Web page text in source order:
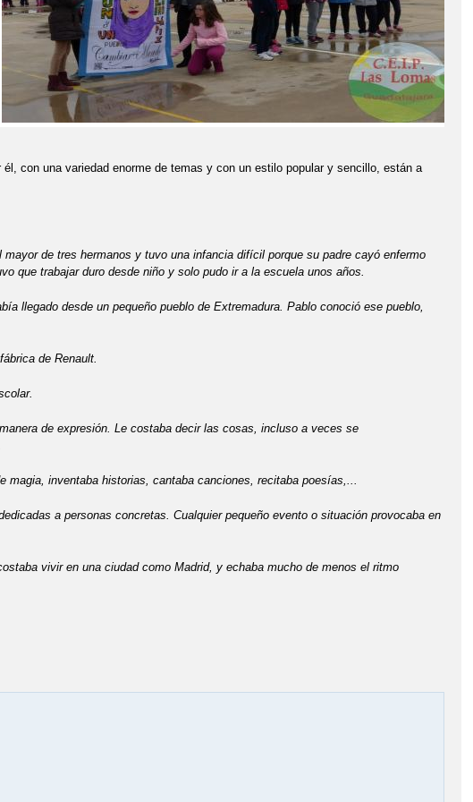
con una variedad enorme de temas y con un estilo popular y sencillo, están a
de tres hermanos y tuvo una infancia difícil porque su padre cayó enfermo
que trabajar duro desde niño y solo pudo ir a la escuela unos años.
llegado desde un pequeño pueblo de Extremadura. Pablo conoció ese pueblo,
de Renault.
de expresión. Le costaba decir las cosas, incluso a veces se
inventaba historias, cantaba canciones, recitaba poesías,...
a personas concretas. Cualquier pequeño evento o situación provocaba en
vivir en una ciudad como Madrid, y echaba mucho de menos el ritmo